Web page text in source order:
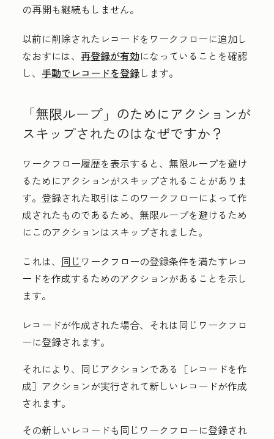
の再開も継続もしません。
以前に削除されたレコードをワークフローに追加し
なおすには、 再登録が有効になっていることを確認
し、 手動でレコードを登録します。
「無限ループ」のためにアクションが
スキップされたのはなぜですか？
ワークフロー履歴を表示すると、無限ループを避け
るためにアクションがスキップされることがありま
す。 登録された取引はこのワークフローによって作
成されたものであるため、無限ループを避けるため
にこのアクションはスキップされました。
これは、 同じ ワークフローの登録条件を満たすレコ
ードを作成するためのアクションがあることを示し
ます。
レコードが作成された場合、それは同じワークフロ
ーに登録されます。
それにより、同じアクションである ［レコードを作
成］アクションが実行されて新しいレコードが作成
されます。
その新しいレコードも同じワークフローに登録され